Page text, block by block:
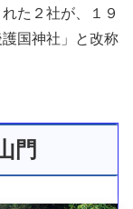
た２社が、１９
国神社」と改称
門